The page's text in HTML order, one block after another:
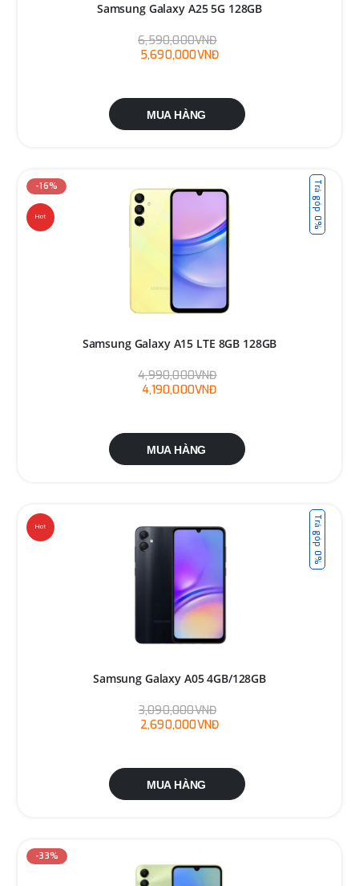
Samsung Galaxy A25 5G 128GB
6,590,000VNĐ
5,690,000VNĐ
MUA HÀNG
-16%
Hot Trả góp 0%
Samsung Galaxy A15 LTE 8GB 128GB
4,990,000VNĐ
4,190,000VNĐ
MUA HÀNG
Hot Trả góp 0%
Samsung Galaxy A05 4GB/128GB
3,090,000VNĐ
2,690,000VNĐ
MUA HÀNG
-33%